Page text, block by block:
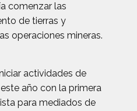
comenzar las
de tierras y
operaciones mineras.
actividades de
año con la primera
para mediados de